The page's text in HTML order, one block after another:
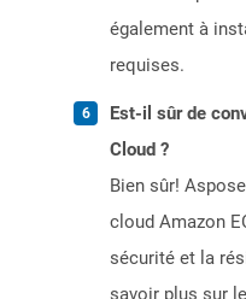
également à
requises.
Est-il sûr de
Cloud ?
Bien sûr!
cloud Amazon
sécurité et la
savoir plus sur